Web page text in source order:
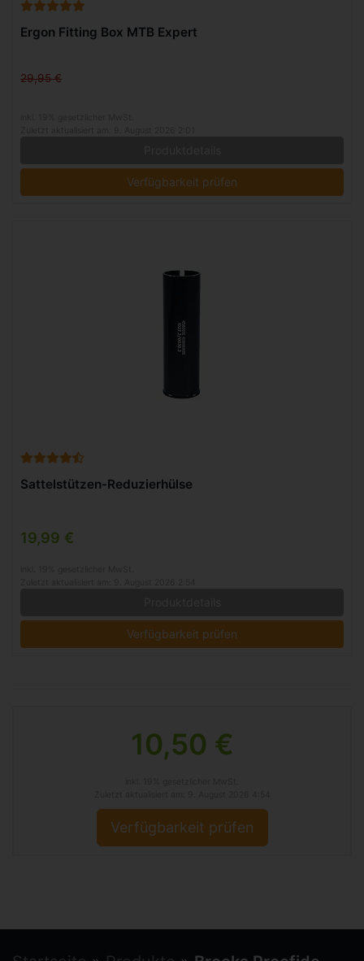
Ergon Fitting Box MTB Expert
29,95 €
Verfügbarkeit prüfen
Sattelstützen-Reduzierhülse
19,99 €
Verfügbarkeit prüfen
10,50 €
Verfügbarkeit prüfen